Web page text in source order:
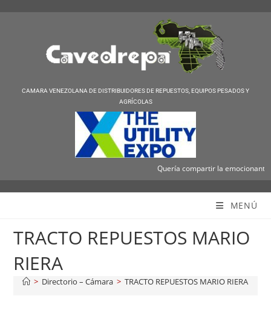
CAMARA VENEZOLANA DE DISTRIBUIDORES DE REPUESTOS, EQUIPOS PESADOS Y
AGRÍCOLAS
Quería compartir la emocionante
MENÚ
TRACTO REPUESTOS MARIO
RIERA
> Directorio – Cámara > TRACTO REPUESTOS MARIO RIERA